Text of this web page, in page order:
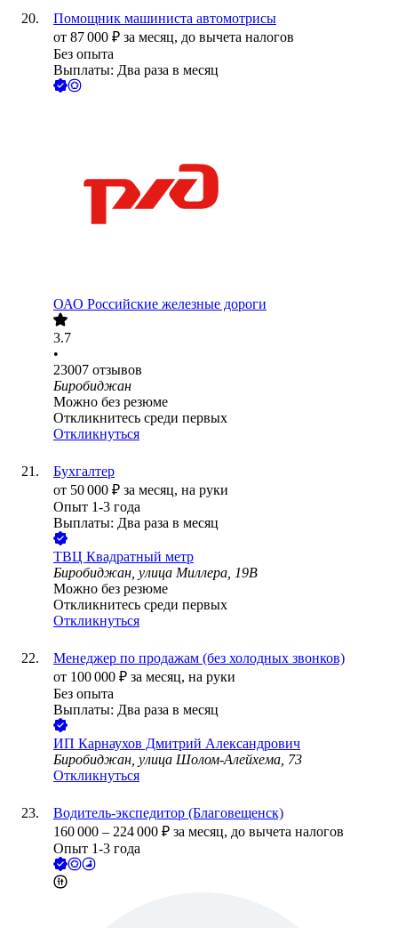
Помощник машиниста автомотрисы
от 87 000 ₽ за месяц, до вычета налогов
Без опыта
Выплаты: Два раза в месяц
ОАО Российские железные дороги
3.7
•
23007 отзывов
Биробиджан
Можно без резюме
Откликнитесь среди первых
Откликнуться
Бухгалтер
от 50 000 ₽ за месяц, на руки
Опыт 1-3 года
Выплаты: Два раза в месяц
ТВЦ Квадратный метр
Биробиджан, улица Миллера, 19В
Можно без резюме
Откликнитесь среди первых
Откликнуться
Менеджер по продажам (без холодных звонков)
от 100 000 ₽ за месяц, на руки
Без опыта
Выплаты: Два раза в месяц
ИП Карнаухов Дмитрий Александрович
Биробиджан, улица Шолом-Алейхема, 73
Откликнуться
Водитель-экспедитор (Благовещенск)
160 000 – 224 000 ₽ за месяц, до вычета налогов
Опыт 1-3 года